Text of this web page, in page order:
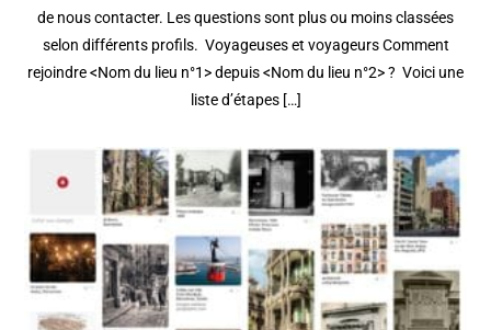
de nous contacter. Les questions sont plus ou moins classées
selon différents profils. Voyageuses et voyageurs Comment
rejoindre <Nom du lieu n°1> depuis <Nom du lieu n°2> ? Voici une
liste d’étapes […]